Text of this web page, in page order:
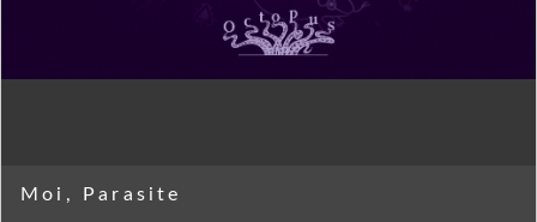
Moi, Parasite